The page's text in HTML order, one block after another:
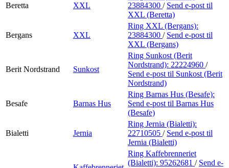
Beretta XXL
23884300 / Send e-post til
XXL (Beretta)
Bergans XXL
Ring XXL (Bergans):
23884300 / Send e-post til
XXL (Bergans)
Berit Nordstrand Sunkost
Ring Sunkost (Berit
Nordstrand): 22224960 /
Send e-post til Sunkost (Berit
Nordstrand)
Besafe Barnas Hus
Ring Barnas Hus (Besafe):
Send e-post til Barnas Hus
(Besafe)
Bialetti Jernia
Ring Jernia (Bialetti):
22710505 / Send e-post til
Jernia (Bialetti)
Ring Kaffebrenneriet
(Bialetti): 95262681 / Send e-